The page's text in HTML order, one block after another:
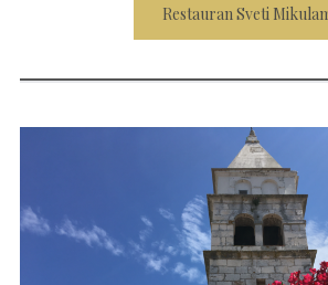
Restauran Sveti